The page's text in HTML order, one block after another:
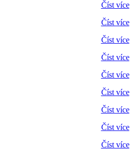
Číst více
Číst více
Číst více
Číst více
Číst více
Číst více
Číst více
Číst více
Číst více